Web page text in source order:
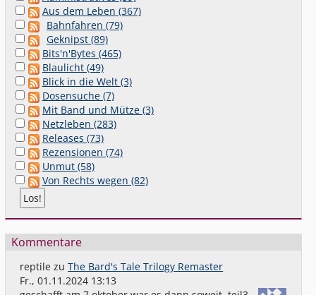
Aus dem Leben (367)
Bahnfahren (79)
Geknipst (89)
Bits'n'Bytes (465)
Blaulicht (49)
Blick in die Welt (3)
Dosensuche (7)
Mit Band und Mütze (3)
Netzleben (283)
Releases (73)
Rezensionen (74)
Unmut (58)
Von Rechts wegen (82)
Kommentare
reptile zuThe Bard's Tale Trilogy Remaster
Fr., 01.11.2024 13:13